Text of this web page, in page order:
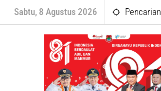
Sabtu, 8 Agustus 2026 Pencarian